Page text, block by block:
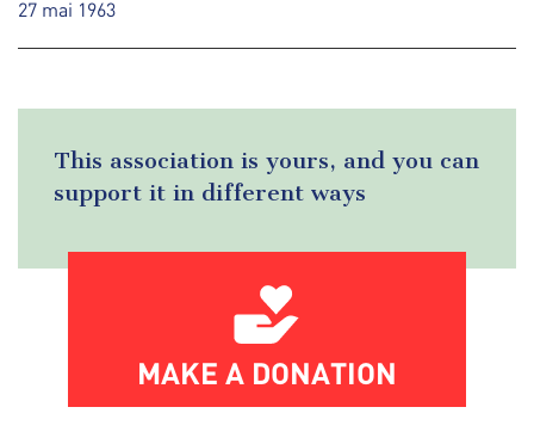
27 mai 1963
This association is yours, and you can
support it in different ways
MAKE A DONATION